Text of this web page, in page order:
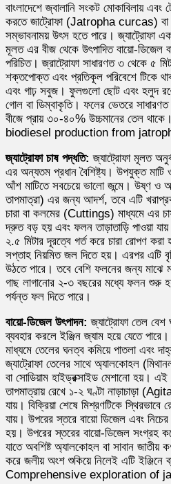
বাংলাদেশে জ্বালানি সংকট মোকাবিলায় এবং
করতে জাট্রোফা (Jatropha curcas) বা
সম্ভাবনাময় উৎস হতে পারে। জ্যাট্রোফা
মূলত এর বীজ থেকে উৎপাদিত বায়ো-ডিজেল
পরিচিত। জ্রাট্রোফা সাধারণত ৩ থেকে ৫
শক্তপোক্ত এবং প্রতিকূল পরিবেশে টিকে
এবং গাঢ় সবুজ। ফুলগুলো ছোট এবং হলুদ
গোল বা ডিম্বাকৃতি। ফলের ভেতরে
বীজে প্রায় ৩০-৪০% উচ্চমানের তেল
biodiesel production from
জ্যাট্রোফা চাষ পদ্ধতি: জ্যাট্রোফা মূলত
এর অন্যতম প্রধান বৈশিষ্ট্য। উপযুক্ত
আঁশ মাটিতে সবচেয়ে ভালো জন্মে। উষ্ণ ও
তাপমাত্রা) এর জন্য আদর্শ, তবে এটি
চারা বা কলমের (Cuttings) মাধ্যমে এর
দ্রুত বড় হয় এবং ফলন তাড়াতাড়ি পাওয়া
২.৫ মিটার দূরত্বে গর্ত করে চারা রোপণ
সপ্তাহ নিয়মিত জল দিতে হয়। এরপর এটি
উঠতে পারে। তবে বেশি ফলনের জন্য মাঝে
গাছ লাগানোর ২-৩ বছরের মধ্যে ফলন শুরু
পর্যন্ত ফল দিতে পারে।
বায়ো-ডিজেল উৎপাদন:জ্যাট্রোফা তেল বেশ
ব্যবহার করলে ইঞ্জিন জ্যাম হয়ে যেতে পারে।
মাধ্যমে তেলের ঘনত্ব কমিয়ে পাতলা এবং
জ্যাট্রোফা তেলের সাথে অ্যালকোহল
বা সোডিয়াম হাইড্রক্সাইড মেশানো হয়। এই
তাপমাত্রায় রেখে ১-২ ঘণ্টা নাড়াচাড়া
যায়। বিক্রিয়া শেষে মিশ্রণটিকে স্থিরভাবে
যায়। উপরের স্তরে বায়ো ডিজেল এবং
হয়। উপরের স্তরের বায়ো-ডিজেল সংগ্রহ
যাতে অবশিষ্ট অ্যালকোহল বা সাবান
করে জলীয় অংশ শুকিয়ে নিলেই এটি ইঞ্জিনে
Comprehensive exploration of